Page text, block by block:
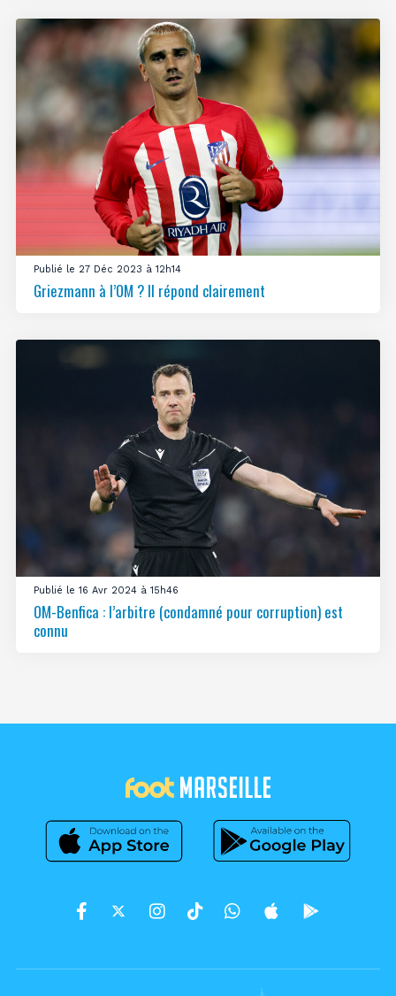
Publié le 27 Déc 2023 à 12h14
Griezmann à l’OM ? Il répond clairement
Publié le 16 Avr 2024 à 15h46
OM-Benfica : l’arbitre (condamné pour corruption) est
connu